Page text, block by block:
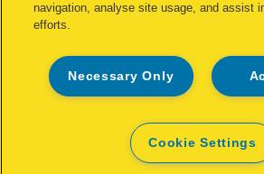
PS141
DÓNDE COMPRAR
navigation, analyse site usage, and assist
efforts.
Necessary Only
Cookie Settings